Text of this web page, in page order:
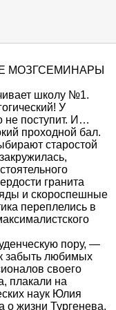
МОЗГСЕМИНАРЫ
школу №1.
У
поступит. И…
проходной бал.
старостой
гранита
и скороспешные
переплелись в
пору, —
забыть любимых
своего
плакали на
наук Юлия
о жизни Тургенева.